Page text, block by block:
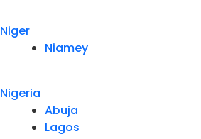
Niger
Niamey
Nigeria
Abuja
Lagos